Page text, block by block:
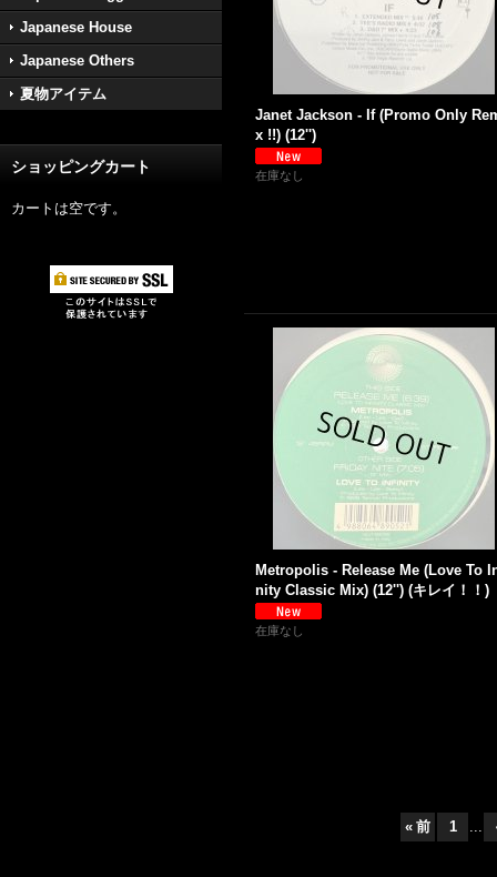
Japanese House
Japanese Others
夏物アイテム
ショッピングカート
カートは空です。
Janet Jackson - If (Promo Only
x !!) (12'')
在庫なし
Metropolis - Release Me (Love To
nity Classic Mix) (12'') (キレイ！！)
在庫なし
« 前 1 ...